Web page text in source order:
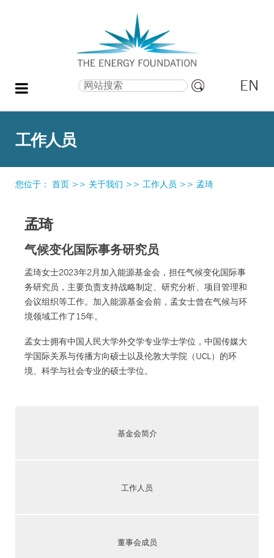
级
索
EN
工作人员
您位于： 首页 >> 关于我们 >> 工作人员 >> 孟琦
孟琦
气候变化国际事务研究员
孟琦女士2023年2月加入能源基金会，担任气候变化国际事
务研究员，主要负责支持战略制定、研究分析、项目管理和
会议组织等工作。加入能源基金会前，孟女士曾在气候与环
境领域工作了15年。
孟女士拥有中国人民大学外交学专业学士学位，中国传媒大
学国际关系与传播方向硕士以及伦敦大学院（UCL）的环
境、科学与社会专业的硕士学位。
基金会简介
工作人员
董事会成员